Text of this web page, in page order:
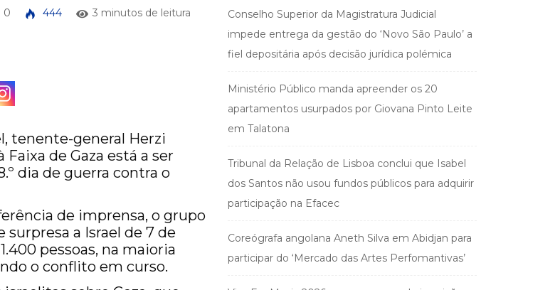
0 444 3 minutos de leitura
tenente-general Herzi
de Gaza está a ser
dia de guerra contra o
de imprensa, o grupo
a Israel de 7 de
pessoas, na maioria
o conflito em curso.
Conselho Superior da Magistratura Judicial
impede entrega da gestão do ‘Novo São Paulo’ a
fiel depositária após decisão jurídica polémica
Ministério Público manda apreender os 20
apartamentos usurpados por Giovana Pinto Leite
em Talatona
Tribunal da Relação de Lisboa conclui que Isabel
dos Santos não usou fundos públicos para adquirir
participação na Efacec
Coreógrafa angolana Aneth Silva em Abidjan para
participar do ‘Mercado das Artes Perfomantivas’